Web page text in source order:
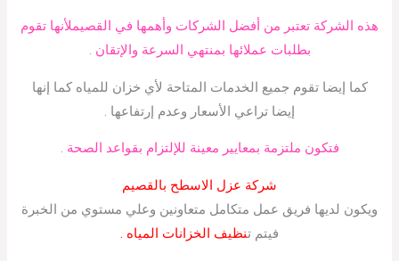
هذه الشركة تعتبر من أفضل الشركات وأهمها في القصيملأنها تقوم
بطلبات عملائها بمنتهي السرعة والإتقان .
كما إيضا تقوم جميع الخدمات المتاحة لأي خزان للمياه كما إنها
إيضا تراعي الأسعار وعدم إرتفاعها .
فتكون ملتزمة بمعايير معينة للإلتزام بقواعد الصحة .
شركة عزل الاسطح بالقصيم
ويكون لديها فريق عمل متكامل متعاونين وعلي مستوي من الخبرة
فيتم تنظيف الخزانات المياه .